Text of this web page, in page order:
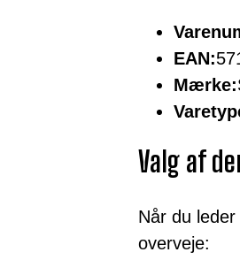
EAN:
Mærke:
Valg af
Når du
overveje: